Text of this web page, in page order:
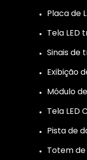
Placa de
Tela LED
Sinais de
Exibição
Módulo
Tela LED
Pista de
Totem de